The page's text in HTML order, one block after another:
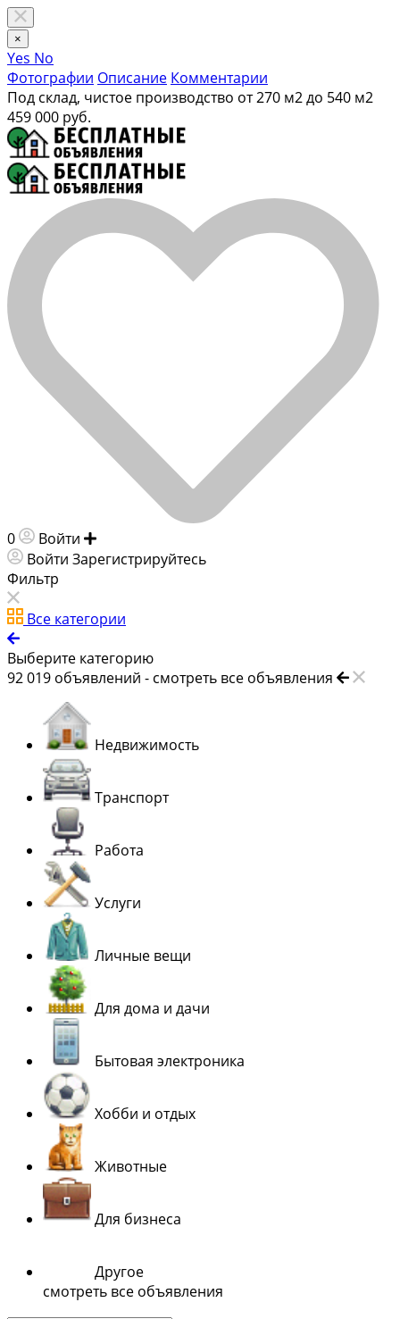
×
Yes No
Фотографии Описание Комментарии
Под склад, чистое производство от 270 м2 до 540 м2
459 000 руб.
0 Войти
Войти Зарегистрируйтесь
Фильтр
Все категории
Выберите категорию
92 019 объявлений - смотреть все объявления
Недвижимость
Транспорт
Работа
Услуги
Личные вещи
Для дома и дачи
Бытовая электроника
Хобби и отдых
Животные
Для бизнеса
Другое
смотреть все объявления